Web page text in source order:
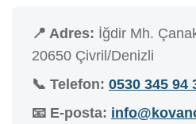
📍 Adres: İğdir Mh.
20650 Çivril/Denizli
📞 Telefon: 0530 345 94
📧 E-posta: